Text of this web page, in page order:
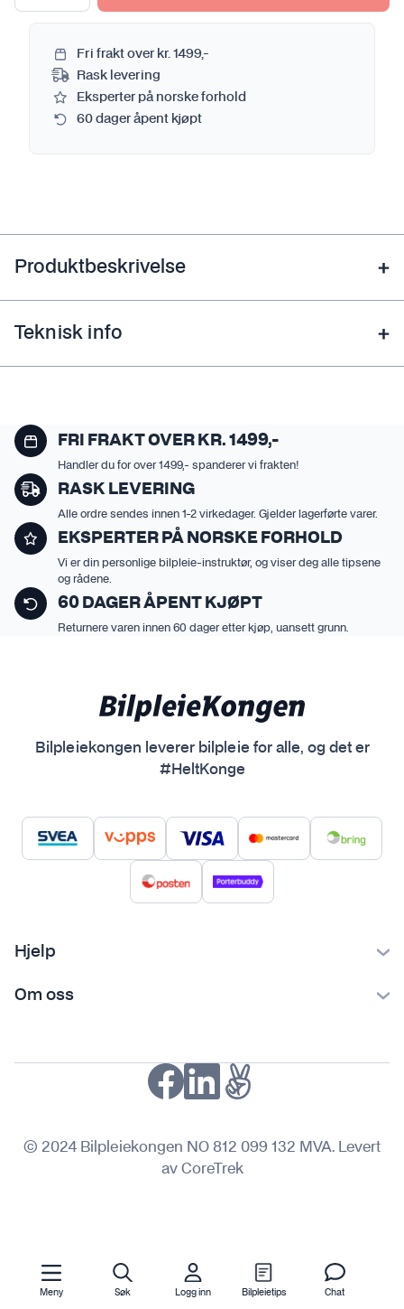
Meny Søk Logg inn Bilpleietips Chat
Fri frakt over kr. 1499,-
Rask levering
Eksperter på norske forhold
60 dager åpent kjøpt
Produktbeskrivelse
Teknisk info
FRI FRAKT OVER KR. 1499,-
Handler du for over 1499,- spanderer vi frakten!
RASK LEVERING
Alle ordre sendes innen 1-2 virkedager. Gjelder lagerførte varer.
EKSPERTER PÅ NORSKE FORHOLD
Vi er din personlige bilpleie-instruktør, og viser deg alle tipsene
og rådene.
60 DAGER ÅPENT KJØPT
Returnere varen innen 60 dager etter kjøp, uansett grunn.
Bilpleiekongen leverer bilpleie for alle, og det er
#HeltKonge
Hjelp
Ofte stilte spørsmål
Om oss
Personvern
© 2024 Bilpleiekongen NO 812 099 132 MVA. Levert
av CoreTrek